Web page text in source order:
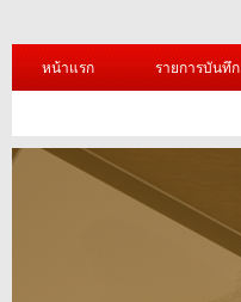
หน้าแรก รายการบันทึก